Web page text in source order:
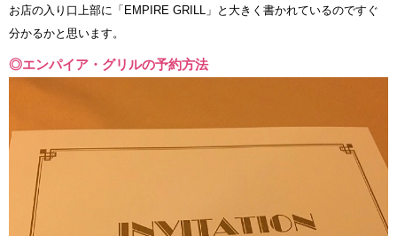
お店の入り口上部に「EMPIRE GRILL」と大きく書かれているのですぐ
分かるかと思います。
◎エンパイア・グリルの予約方法